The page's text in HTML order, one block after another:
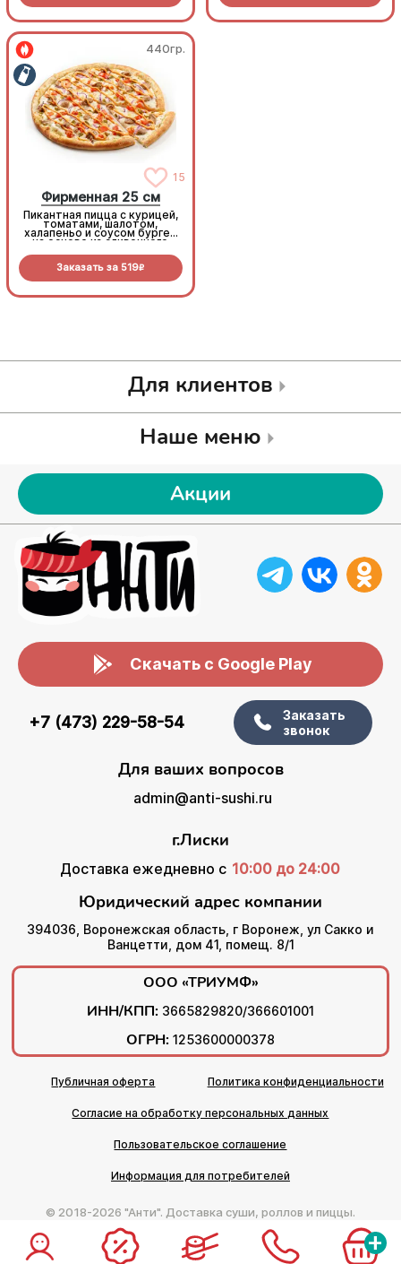
+
440гр.
15
Фирменная 25 см
Пикантная пицца с курицей,
томатами, шалотом,
халапеньо и соусом бургер
на основе из сливочного
Заказать за 519R
Для клиентов
Наше меню
Акции
Скачать с Google Play
+7 (473) 229-58-54
Заказать
звонок
Для ваших вопросов
admin@anti-sushi.ru
г.Лиски
Доставка ежедневно с 10:00 до 24:00
Юридический адрес компании
394036, Воронежская область, г Воронеж, ул Сакко и
Ванцетти, дом 41, помещ. 8/1
ООО «ТРИУМФ»
ИНН/КПП: 3665829820/366601001
ОГРН: 1253600000378
Публичная оферта Политика конфиденциальности
Согласие на обработку персональных данных
Пользовательское соглашение
Информация для потребителей
© 2018-2026 "Анти". Доставка суши, роллов и пиццы.